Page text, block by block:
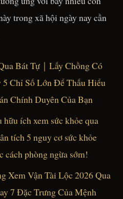
trong xã hội ngày nay cần
Bát Tự｜Lấy Chồng Có
Chỉ Số Lớn Để Thấu Hiểu
Chính Duyên Của Bạn
ích xem sức khỏe qua
tích 5 nguy cơ sức khỏe
cách phòng ngừa sớm!
Xem Vận Tài Lộc 2026 Qua
7 Đặc Trưng Của Mệnh